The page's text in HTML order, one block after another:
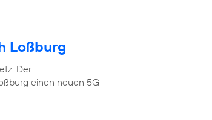
Loßburg
Der
einen neuen 5G-